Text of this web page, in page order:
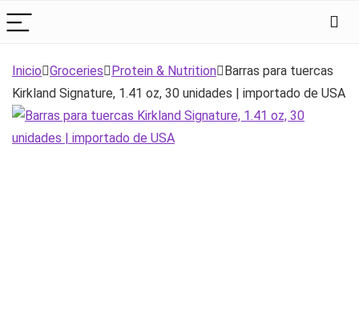
Inicio Groceries Protein & Nutrition Barras para tuercas
Kirkland Signature, 1.41 oz, 30 unidades | importado de USA